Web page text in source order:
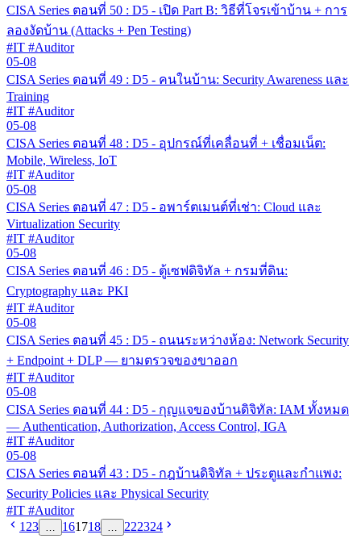
CISA Series ตอนที่ 50 : D5 - เปิด Part B: วิธีที่โจรเข้าบ้าน + การ
ลองงัดบ้าน (Attacks + Pen Testing)
#IT #Auditor
05-08
CISA Series ตอนที่ 49 : D5 - คนในบ้าน: Security Awareness และ
Training
#IT #Auditor
05-08
CISA Series ตอนที่ 48 : D5 - อุปกรณ์ที่เคลื่อนที่ + เชื่อมเน็ต:
Mobile, Wireless, IoT
#IT #Auditor
05-08
CISA Series ตอนที่ 47 : D5 - อพาร์ตเมนต์ที่เช่า: Cloud และ
Virtualization Security
#IT #Auditor
05-08
CISA Series ตอนที่ 46 : D5 - ตู้เซฟดิจิทัล + กรมที่ดิน:
Cryptography และ PKI
#IT #Auditor
05-08
CISA Series ตอนที่ 45 : D5 - ถนนระหว่างห้อง: Network Security
+ Endpoint + DLP — ยามตรวจของขาออก
#IT #Auditor
05-08
CISA Series ตอนที่ 44 : D5 - กุญแจของบ้านดิจิทัล: IAM ทั้งหมด
— Authentication, Authorization, Access Control, IGA
#IT #Auditor
05-08
CISA Series ตอนที่ 43 : D5 - กฎบ้านดิจิทัล + ประตูและกำแพง:
Security Policies และ Physical Security
#IT #Auditor
1 23 161718 222324